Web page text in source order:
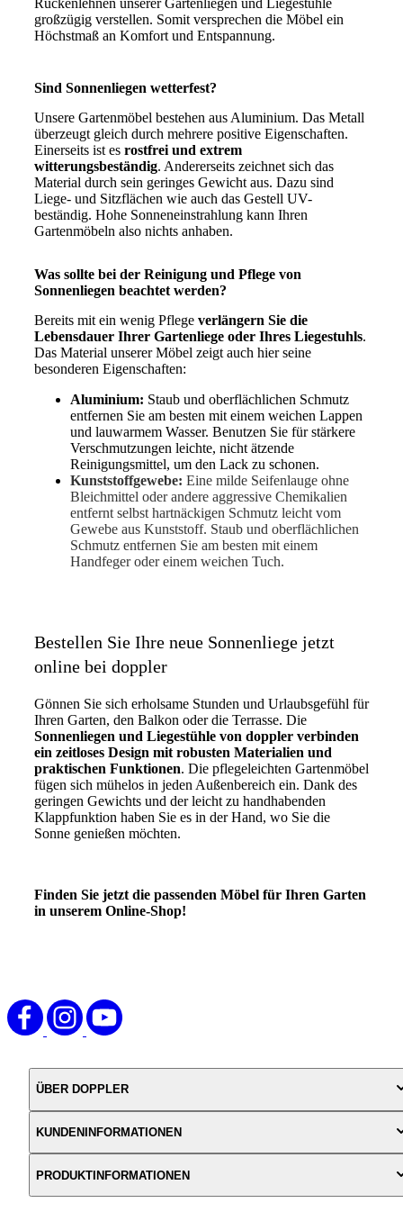
Rückenlehnen unserer Gartenliegen und Liegestühle
großzügig verstellen. Somit versprechen die Möbel ein
Höchstmaß an Komfort und Entspannung.
Sind Sonnenliegen wetterfest?
Unsere Gartenmöbel bestehen aus Aluminium. Das Metall
überzeugt gleich durch mehrere positive Eigenschaften.
Einerseits ist es rostfrei und extrem
witterungsbeständig. Andererseits zeichnet sich das
Material durch sein geringes Gewicht aus. Dazu sind
Liege- und Sitzflächen wie auch das Gestell UV-
beständig. Hohe Sonneneinstrahlung kann Ihren
Gartenmöbeln also nichts anhaben.
Was sollte bei der Reinigung und Pflege von
Sonnenliegen beachtet werden?
Bereits mit ein wenig Pflege verlängern Sie die
Lebensdauer Ihrer Gartenliege oder Ihres Liegestuhls.
Das Material unserer Möbel zeigt auch hier seine
besonderen Eigenschaften:
Aluminium: Staub und oberflächlichen Schmutz
entfernen Sie am besten mit einem weichen Lappen
und lauwarmem Wasser. Benutzen Sie für stärkere
Verschmutzungen leichte, nicht ätzende
Reinigungsmittel, um den Lack zu schonen.
Kunststoffgewebe: Eine milde Seifenlauge ohne
Bleichmittel oder andere aggressive Chemikalien
entfernt selbst hartnäckigen Schmutz leicht vom
Gewebe aus Kunststoff. Staub und oberflächlichen
Schmutz entfernen Sie am besten mit einem
Handfeger oder einem weichen Tuch.
Bestellen Sie Ihre neue Sonnenliege jetzt
online bei doppler
Gönnen Sie sich erholsame Stunden und Urlaubsgefühl für
Ihren Garten, den Balkon oder die Terrasse. Die
Sonnenliegen und Liegestühle von doppler verbinden
ein zeitloses Design mit robusten Materialien und
praktischen Funktionen. Die pflegeleichten Gartenmöbel
fügen sich mühelos in jeden Außenbereich ein. Dank des
geringen Gewichts und der leicht zu handhabenden
Klappfunktion haben Sie es in der Hand, wo Sie die
Sonne genießen möchten.
Finden Sie jetzt die passenden Möbel für Ihren Garten
in unserem Online-Shop!
ÜBER DOPPLER
KUNDENINFORMATIONEN
PRODUKTINFORMATIONEN